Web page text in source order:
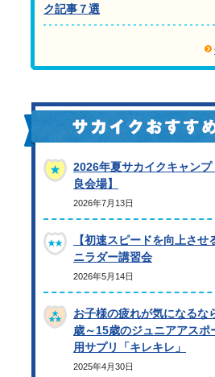
ク記事７選
2026年夏サカイクキャンプ
良会場】
2026年7月13日
【初速スピードを向上させ
ニラダー講習会
2026年5月14日
お子様の疲れが気になるな
歳～15歳のジュニアアスポ
用サプリ「キレキレ」
2025年4月30日